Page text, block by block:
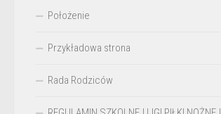
Położenie
Przykładowa strona
Rada Rodziców